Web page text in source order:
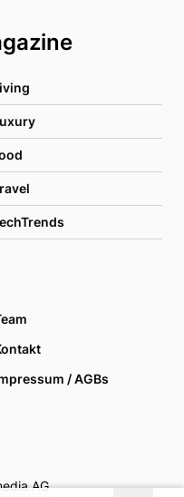
/ AGBs
AG